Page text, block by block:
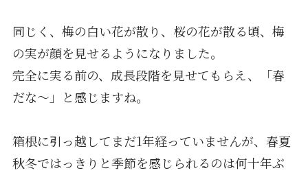
同じく、梅の白い花が散り、桜の花が散る頃、梅
の実が顔を見せるようになりました。
完全に実る前の、成長段階を見せてもらえ、「春
だな～」と感じますね。
箱根に引っ越してまだ1年経っていませんが、春夏
秋冬ではっきりと季節を感じられるのは何十年ぶ